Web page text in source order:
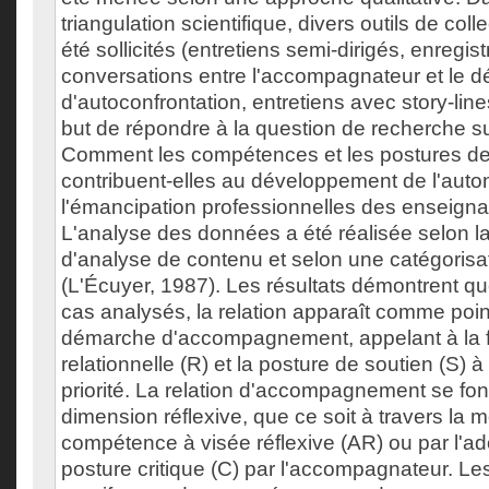
triangulation scientifique, divers outils de
été sollicités (entretiens semi-dirigés,
conversations entre l'accompagnateur et le
d'autoconfrontation, entretiens avec story-
but de répondre à la question de recherche
Comment les compétences et les postures
contribuent-elles au développement de
l'émancipation professionnelles des
L'analyse des données a été réalisée selon
d'analyse de contenu et selon une
(L'Écuyer, 1987). Les résultats démontrent
cas analysés, la relation apparaît comme
démarche d'accompagnement, appelant à la
relationnelle (R) et la posture de soutien (S)
priorité. La relation d'accompagnement se
dimension réflexive, que ce soit à travers la
compétence à visée réflexive (AR) ou par
posture critique (C) par l'accompagnateur.